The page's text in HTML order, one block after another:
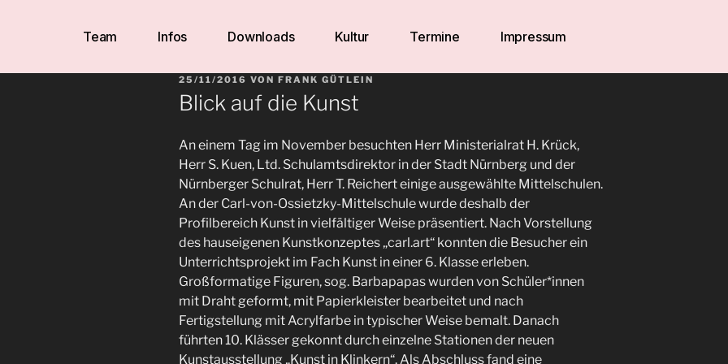
Team Infos Downloads Kultur Termine Impressum
25/11/2016 VON FRANK GÜTLEIN
Blick auf die Kunst
An einem Tag im November besuchten Herr Ministerialrat H. Krück,
Herr S. Kuen, Ltd. Schulamtsdirektor in der Stadt Nürnberg und der
Nürnberger Schulrat, Herr T. Reichert einige ausgewählte Mittelschulen.
An der Carl-von-Ossietzky-Mittelschule wurde deshalb der
Profilbereich Kunst in vielfältiger Weise präsentiert. Nach Vorstellung
des hauseigenen Kunstkonzeptes „carl.art“ konnten die Besucher ein
Unterrichtsprojekt im Fach Kunst in einer 6. Klasse erleben.
Großformatige Figuren, sog. Barbapapas wurden von Schüler*innen
mit Draht geformt, mit Papierkleister bearbeitet und nach
Fertigstellung mit Acrylfarbe in typischer Weise bemalt. Danach
führten 10. Klässer gekonnt durch einzelne Stationen der neuen
Kunstausstellung „Kunst in Klinkern“. Als Abschluss fand eine